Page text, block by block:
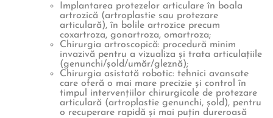
Implantarea protezelor articulare în boala
artrozică (artroplastie sau protezare
articulară), în bolile artrozice precum
coxartroza, gonartroza, omartroza;
Chirurgia artroscopică: procedură minim
invazivă pentru a vizualiza și trata articulațiile
(genunchi/șold/umăr/gleznă);
Chirurgia asistată robotic: tehnici avansate
care oferă o mai mare precizie și control în
timpul intervențiilor chirurgicale de protezare
articulară (artroplastie genunchi, șold), pentru
o recuperare rapidă și mai puțin dureroasă